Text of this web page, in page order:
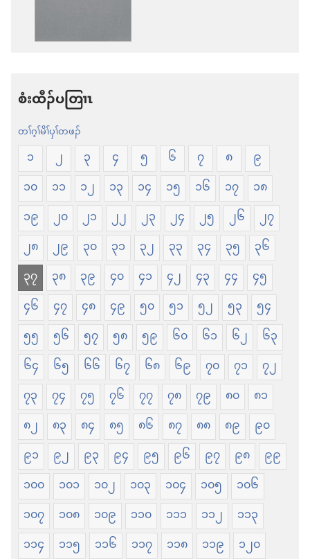
ကၠံၤ
တၢၤ
လံာ်
ဖၣ်
အ
ဂီၢ်
ဟီၣ်
ခိၣ်
သီ
တၢ်
ကွဲး
ကျိာ်
ထံ
လံာ်
စီ
ဆှံ
တၢ်
က
လုၢ်
အ
ဂီၢ်
ဟီၣ်
ခိၣ်
သီ
တၢ်
ကွဲး
ကျိာ်
ထံ
လံာ်
စီ
ဆှံ
စံးထီၣ်ပတြၢၤ
တၢ်ဂ့ၢ်မိၢ်ပှၢ်တဖၣ်
၁ ၂ ၃ ၄ ၅ ၆ ၇ ၈
၉
၁၀
၁၁ ၁၂ ၁၃ ၁၄ ၁၅ ၁၆ ၁၇
၁၈
၁၉
၂၀ ၂၁ ၂၂ ၂၃ ၂၄ ၂၅ ၂၆
၂၇
၂၈
၂၉ ၃၀ ၃၁ ၃၂ ၃၃ ၃၄ ၃၅
၃၆
၃၇
၃၈ ၃၉ ၄၀ ၄၁ ၄၂ ၄၃ ၄၄
၄၅
၄၆
၄၇ ၄၈ ၄၉ ၅၀ ၅၁ ၅၂ ၅၃
၅၄
၅၅
၅၆ ၅၇ ၅၈ ၅၉ ၆၀ ၆၁ ၆၂
၆၃
၆၄
၆၅ ၆၆ ၆၇ ၆၈ ၆၉ ၇၀ ၇၁
၇၂
၇၃
၇၄ ၇၅ ၇၆ ၇၇ ၇၈ ၇၉ ၈၀
၈၁
၈၂
၈၃ ၈၄ ၈၅ ၈၆ ၈၇ ၈၈ ၈၉
၉၀
၉၁
၉၂ ၉၃ ၉၄ ၉၅ ၉၆ ၉၇ ၉၈
၉၉
၁၀၀
၁၀၁ ၁၀၂ ၁၀၃ ၁၀၄ ၁၀၅
၁၀၆
၁၀၇
၁၀၈ ၁၀၉ ၁၁၀ ၁၁၁ ၁၁၂
၁၁၃
၁၁၄
၁၁၅ ၁၁၆ ၁၁၇ ၁၁၈ ၁၁၉
၁၂၀